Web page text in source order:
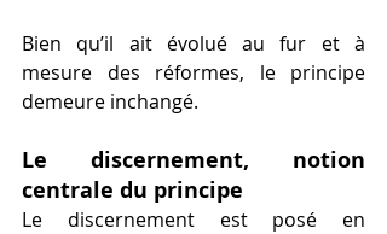
Bien qu’il ait évolué au fur et à
mesure des réformes, le principe
demeure inchangé.
Le discernement, notion
centrale du principe
Le discernement est posé en